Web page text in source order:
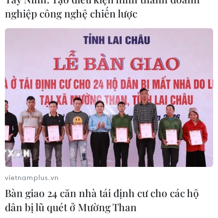
Nga và Ukraine tiếp tục tấn
công qua lại, thương vong không
04/08/2026 15:54
Pháp ghi nhận tháng 7 nóng nhất
trong lịch sử
04/08/2026 15:17
Tây Ban Nha phát trực tiếp nhật thực
toàn phần từ độ cao 9.000 m
04/08/2026 13:23
nghiệp công nghệ chiến lược
vietnamplus.vn
Bàn giao 24 căn nhà tái định cư cho các hộ
dân bị lũ quét ở Mường Than